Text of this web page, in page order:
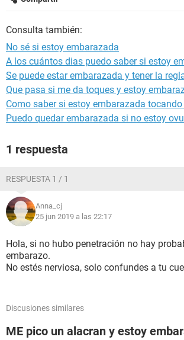
Consulta también:
No sé si estoy embarazada
A los cuántos dias puedo saber si estoy
Se puede estar embarazada y tener la
Que pasa si me da toques y estoy
Como saber si estoy embarazada
Puedo quedar embarazada si no estoy
1 respuesta
RESPUESTA 1 / 1
Anna_cj
25 jun 2019 a las 22:17
Hola, si no hubo penetración no hay
embarazo.
No estés nerviosa, solo confundes a tu
Discusiones similares
ME pico un alacran y estoy